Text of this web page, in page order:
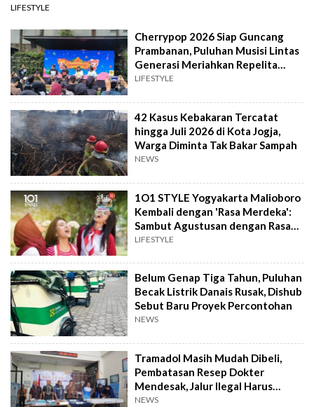
LIFESTYLE
Cherrypop 2026 Siap Guncang
Prambanan, Puluhan Musisi Lintas
Generasi Meriahkan Repelita
Musik
LIFESTYLE
42 Kasus Kebakaran Tercatat
hingga Juli 2026 di Kota Jogja,
Warga Diminta Tak Bakar Sampah
NEWS
1O1 STYLE Yogyakarta Malioboro
Kembali dengan 'Rasa Merdeka':
Sambut Agustusan dengan Rasa
dan Tawa
LIFESTYLE
Belum Genap Tiga Tahun, Puluhan
Becak Listrik Danais Rusak, Dishub
Sebut Baru Proyek Percontohan
NEWS
Tramadol Masih Mudah Dibeli,
Pembatasan Resep Dokter
Mendesak, Jalur Ilegal Harus
Distop
NEWS